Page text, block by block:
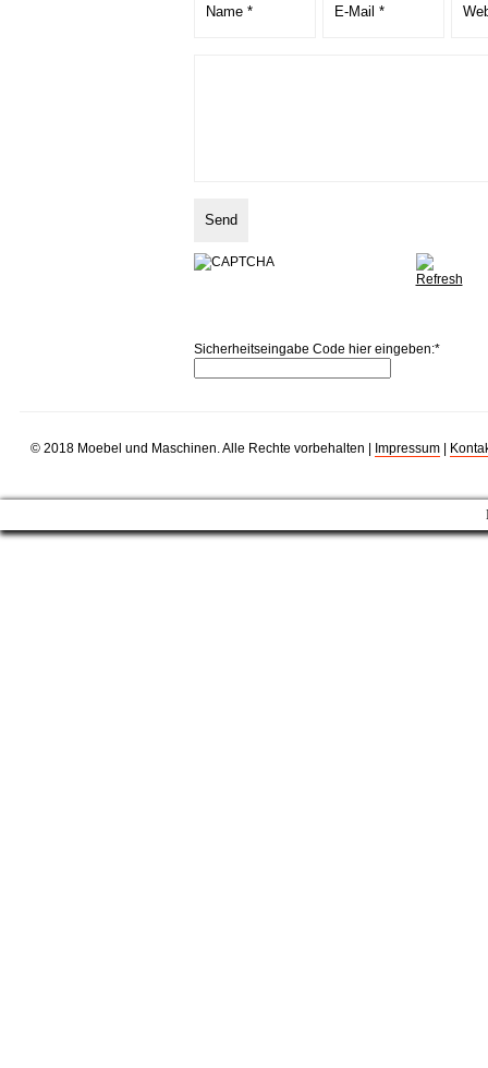
Sicherheitseingabe Code hier eingeben:*
© 2018 Moebel und Maschinen. Alle Rechte vorbehalten | Impressum|